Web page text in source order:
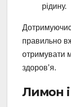
рідину.
правильно
отримувати
здоров’я.
Лимон і